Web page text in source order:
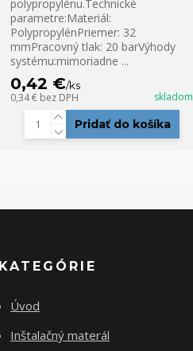
polypropylénu.Technické
parametre:Materiál:
PolypropylénPriemer: 32
mmPracovný tlak: 20 barVýhody
systému:mimoriadne ...
0,42 €/ks
0,34 € bez DPH skladom
Pridať do košíka
KATEGÓRIE
Úvod
Inštalačný materál